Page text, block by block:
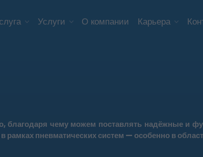
Услуги О компании Карьера
благодаря чему можем поставлять надёжные и
рамках пневматических систем — особенно в